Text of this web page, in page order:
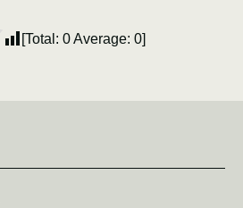
[Total: 0Average: 0]